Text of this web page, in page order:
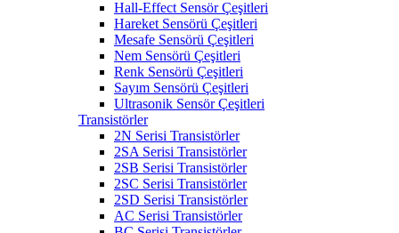
Hall-Effect Sensör Çeşitleri
Hareket Sensörü Çeşitleri
Mesafe Sensörü Çeşitleri
Nem Sensörü Çeşitleri
Renk Sensörü Çeşitleri
Sayım Sensörü Çeşitleri
Ultrasonik Sensör Çeşitleri
Transistörler
2N Serisi Transistörler
2SA Serisi Transistörler
2SB Serisi Transistörler
2SC Serisi Transistörler
2SD Serisi Transistörler
AC Serisi Transistörler